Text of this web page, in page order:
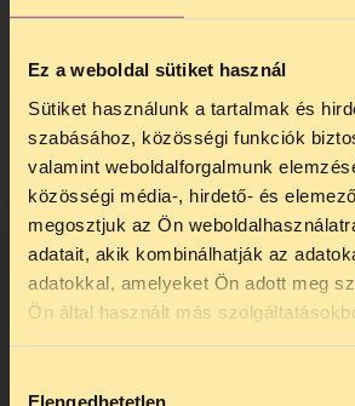
Ez a weboldal sütiket használ
Sütiket használunk a tartalmak és
szabásához, közösségi funkciók
valamint weboldalforgalmunk
közösségi média-, hirdető- és
megosztjuk az Ön
adatait, akik kombinálhatják az
adatokkal, amelyeket Ön adott meg
Ön által használt más
Elengedhetetlen
jogszerűtlen
A büntető törvénykönyv
személy adattal” tényállása
ha valaki a személyes
törvényi rendelkezéseket
jogosultatlanul vagy céltól
kezel. A büntetőjogi szankció
akkor alkalmazható, ha
érdeksérelmet eredményez a
adatkezelés. Az érdeksérelem
TELEFONOS
SZÜNET!